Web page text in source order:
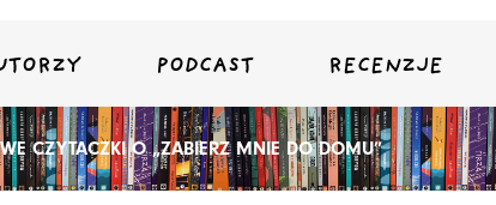
PODCAST RECENZJE
CZYTACZKI O „ZABIERZ MNIE DO DOMU”